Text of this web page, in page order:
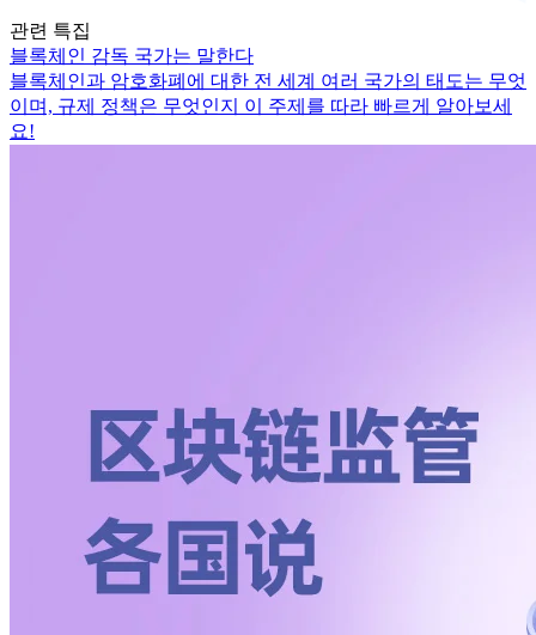
관련 특집
블록체인 감독 국가는 말한다
블록체인과 암호화폐에 대한 전 세계 여러 국가의 태도는 무엇
이며, 규제 정책은 무엇인지 이 주제를 따라 빠르게 알아보세
요!